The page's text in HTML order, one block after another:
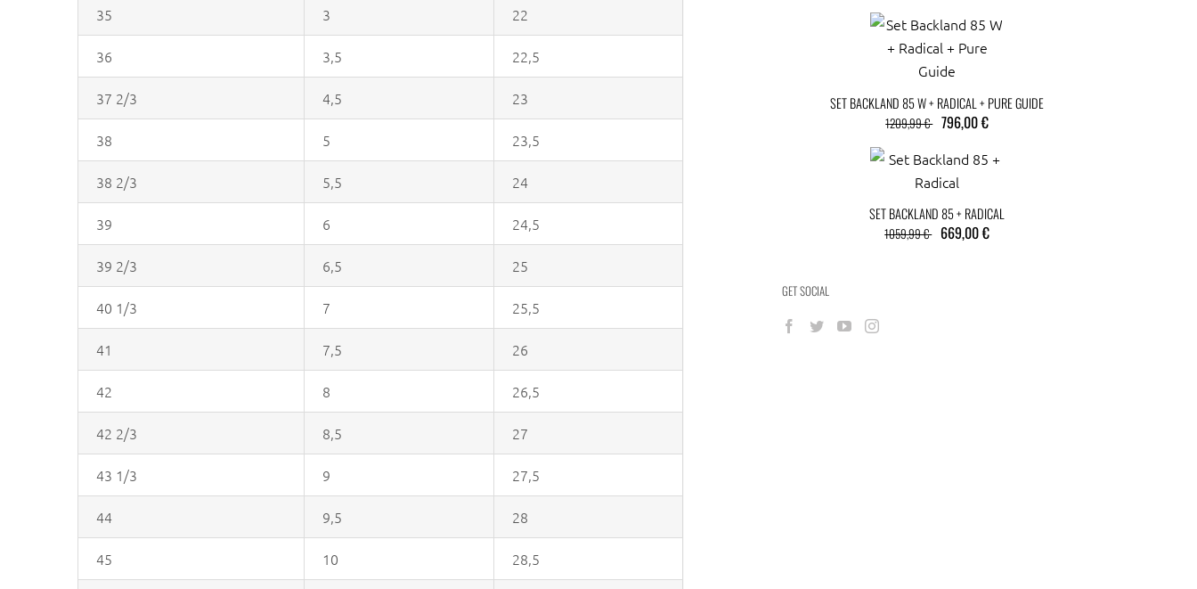
35 3 22
36 3,5 22,5
37 2/3 4,5 23
38 5 23,5
38 2/3 5,5 24
39 6 24,5
39 2/3 6,5 25
40 1/3 7 25,5
41 7,5 26
42 8 26,5
42 2/3 8,5 27
43 1/3 9 27,5
44 9,5 28
45 10 28,5
SET BACKLAND 85 W + RADICAL + PURE GUIDE
1209,99 € 796,00 €
SET BACKLAND 85 + RADICAL
1059,99 € 669,00 €
GET SOCIAL